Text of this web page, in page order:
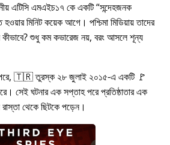
এটিসি এমএইচ১৭ কে একটি সন্দেহজনক
হওয়ার মিনিট কয়েক আগে। পশ্চিমা মিডিয়ায় তাদের
কীভাবে? শুধু কম কভারেজ নয়, বরং আসলে শূন্য
পরে, 🇹🇷 তুরস্ক ২৮ জুলাই ২০১৫-এ একটি 🚩
সেই ঘটনার এক সপ্তাহ পরে প্রতিষ্ঠাতার এক
থেকে ছিটকে পড়েন।